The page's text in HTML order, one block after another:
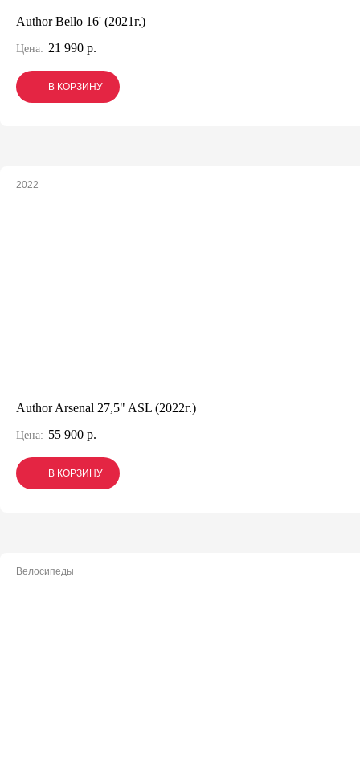
Author Bello 16' (2021г.)
Цена: 21 990 р.
В КОРЗИНУ
В КОРЗИНУ
В КОРЗИНУ
2022
Author Arsenal 27,5" ASL (2022г.)
Цена: 55 900 р.
В КОРЗИНУ
В КОРЗИНУ
В КОРЗИНУ
Велосипеды